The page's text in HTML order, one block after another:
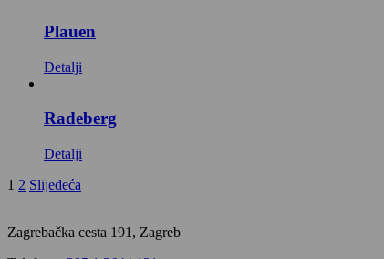
Plauen
Detalji
Radeberg
Detalji
1 2 Slijedeća
Zagrebačka cesta 191, Zagreb